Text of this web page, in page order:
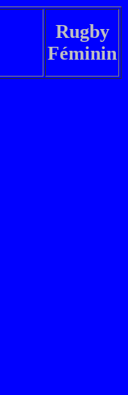
Rugby
Féminin